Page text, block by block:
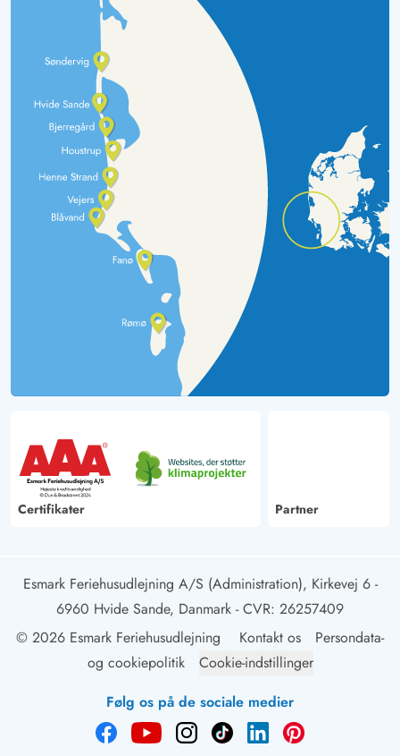
Certifikater Partner
Esmark Feriehusudlejning A/S (Administration), Kirkevej 6 -
6960 Hvide Sande, Danmark - CVR: 26257409
© 2026 Esmark Feriehusudlejning
Kontakt os
Persondata-
og cookiepolitik
Cookie-indstillinger
Følg os på de sociale medier